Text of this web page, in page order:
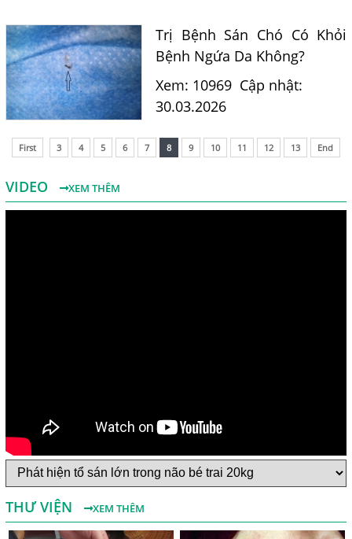
Trị Bệnh Sán Chó Có Khỏi
Bệnh Ngứa Da Không?
Xem: 10969 Cập nhật:
30.03.2026
First 3 4 5 6 7 8 9 10 11 12 13 End
VIDEO XEM THÊM
THƯ VIỆN XEM THÊM
Một Số Điều Cần Biết Về Ký Sinh Trùng Demodex Trên Da
Người
Nguyên Nhân Và Tác Hại Của Bệnh Giun Chỉ Bạch Huyết
Chẩn Đoán Và Điều Trị Bệnh Echinococcus